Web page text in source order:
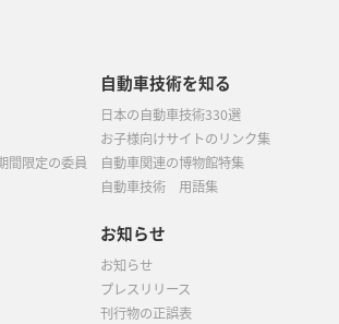
間限定の委員
自動車技術を知る
日本の自動車技術330選
お子様向けサイトのリンク集
自動車関連の博物館特集
自動車技術 用語集
お知らせ
お知らせ
プレスリリース
刊行物の正誤表